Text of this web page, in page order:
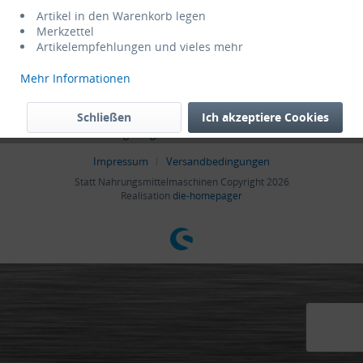
Informationen
* Alle Preise verstehen sich zzgl. Mehrwertsteuer und
wenn nicht anders beschrieben
Admin Cookie settings Händler-Login
Hilfe / Support
Kontakt
Zahlungsmöglichkeiten Datenschutz
AGB
Impressum
Versandbedingungen
Statt Nahrungsmittelmaschinen Copyright 2026
Realisation die-homepager
Artikel in den Warenkorb legen
Merkzettel
Artikelempfehlungen und vieles mehr
Mehr Informationen
Ich akzeptiere Cookies
Schließen